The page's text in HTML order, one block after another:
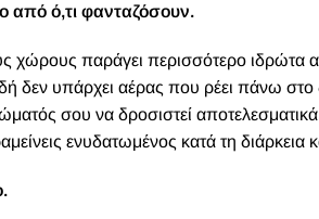
από ό,τι φανταζόσουν.
χώρους παράγει περισσότερο ιδρώτα
δεν υπάρχει αέρας που ρέει πάνω
σου να δροσιστεί
ενυδατωμένος κατά τη